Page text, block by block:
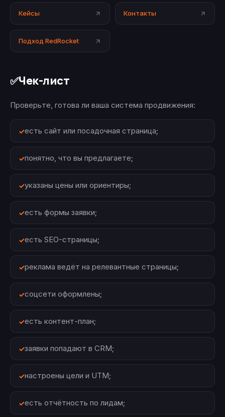
Кейсы Контакты
Подход RedRocket
✅Чек-лист
Проверьте, готова ли ваша система продвижения:
есть сайт или посадочная страница;
понятно, что вы предлагаете;
указаны цены или ориентиры;
есть формы заявки;
есть SEO-страницы;
реклама ведёт на релевантные страницы;
соцсети оформлены;
есть контент-план;
заявки попадают в CRM;
настроены цели и UTM;
есть отчётность по лидам;